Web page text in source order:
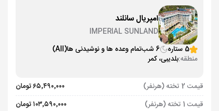
امپریال سانلند
IMPERIAL SUNLAND
5 ستاره
6 شب تمام وعده ها و نوشیدنی ها(All)
منطقه:بلدیبی، کمر
قیمت 2 تخته (هرنفر)
۶۵٬۴۹۰٬۰۰۰ تومان
قیمت 1 تخته (هرنفر)
۱۰۳٬۵۹۰٬۰۰۰ تومان